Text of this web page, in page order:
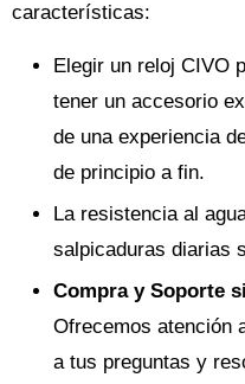
características:
Elegir un reloj CIVO
tener un accesorio
de una experiencia
de principio a fin.
La resistencia al
salpicaduras diarias
Compra y Soporte
Ofrecemos atención
a tus preguntas y